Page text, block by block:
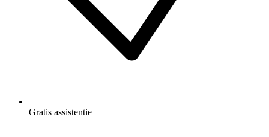
Gratis assistentie